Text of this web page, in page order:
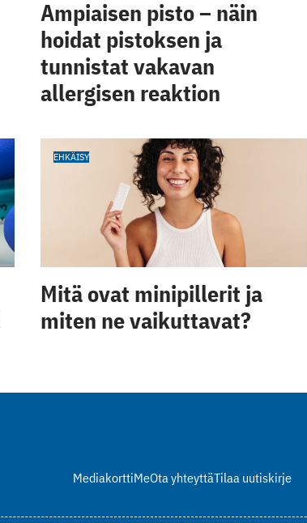
Ampiaisen pisto – näin
hoidat pistoksen ja
tunnistat vakavan
allergisen reaktion
EHKÄISY
Mitä ovat minipillerit ja
miten ne vaikuttavat?
MediakorttiMeOta yhteyttäTilaa uutiskirje